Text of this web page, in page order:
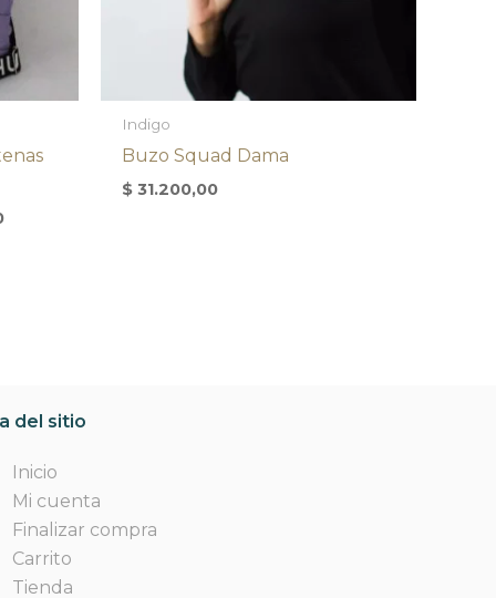
Indigo
Buzo Squad Dama
$ 31.200,00
del sitio
Inicio
Mi cuenta
Finalizar compra
Carrito
Tienda